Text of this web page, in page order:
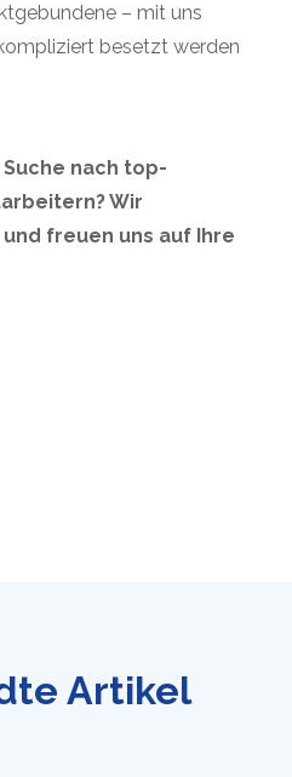
– mit uns
besetzt werden
nach top-
Wir
freuen uns auf Ihre
Artikel